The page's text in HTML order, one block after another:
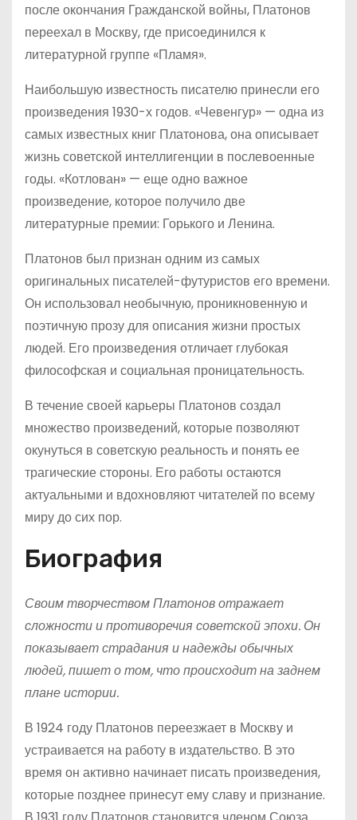
после окончания Гражданской войны, Платонов
переехал в Москву, где присоединился к
литературной группе «Пламя».
Наибольшую известность писателю принесли его
произведения 1930-х годов. «Чевенгур» — одна из
самых известных книг Платонова, она описывает
жизнь советской интеллигенции в послевоенные
годы. «Котлован» — еще одно важное
произведение, которое получило две
литературные премии: Горького и Ленина.
Платонов был признан одним из самых
оригинальных писателей-футуристов его времени.
Он использовал необычную, проникновенную и
поэтичную прозу для описания жизни простых
людей. Его произведения отличает глубокая
философская и социальная проницательность.
В течение своей карьеры Платонов создал
множество произведений, которые позволяют
окунуться в советскую реальность и понять ее
трагические стороны. Его работы остаются
актуальными и вдохновляют читателей по всему
миру до сих пор.
Биография
Своим творчеством Платонов отражает
сложности и противоречия советской эпохи. Он
показывает страдания и надежды обычных
людей, пишет о том, что происходит на заднем
плане истории.
В 1924 году Платонов переезжает в Москву и
устраивается на работу в издательство. В это
время он активно начинает писать произведения,
которые позднее принесут ему славу и признание.